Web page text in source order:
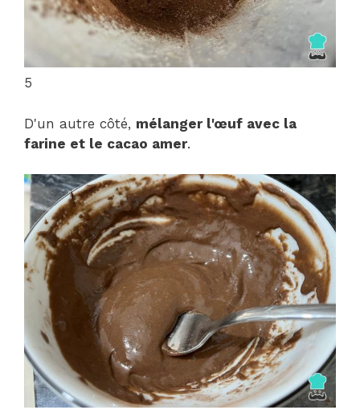
5
D'un autre côté, mélanger l'œuf avec la
farine et le cacao amer.